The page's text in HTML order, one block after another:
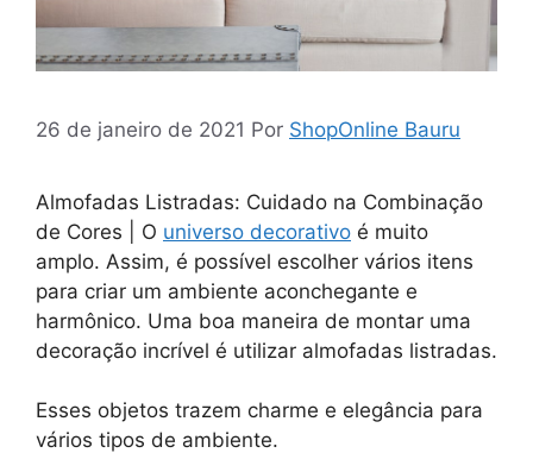
26 de janeiro de 2021 Por ShopOnline Bauru
Almofadas Listradas: Cuidado na Combinação
de Cores | O universo decorativo é muito
amplo. Assim, é possível escolher vários itens
para criar um ambiente aconchegante e
harmônico. Uma boa maneira de montar uma
decoração incrível é utilizar almofadas listradas.
Esses objetos trazem charme e elegância para
vários tipos de ambiente.